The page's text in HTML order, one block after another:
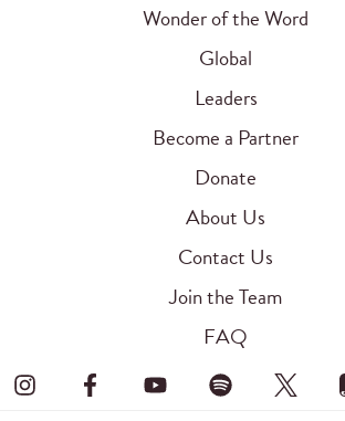
Wonder of the Word
Global
Leaders
Become a Partner
Donate
About Us
Contact Us
Join the Team
FAQ